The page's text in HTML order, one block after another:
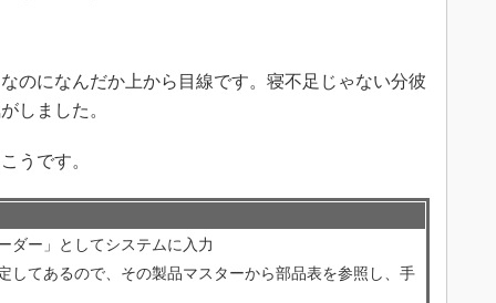
になんだか上から目線です。寝不足じゃない分彼
しました。
うです。
ダー」としてシステムに入力
してあるので、その製品マスターから部品表を参照し、手